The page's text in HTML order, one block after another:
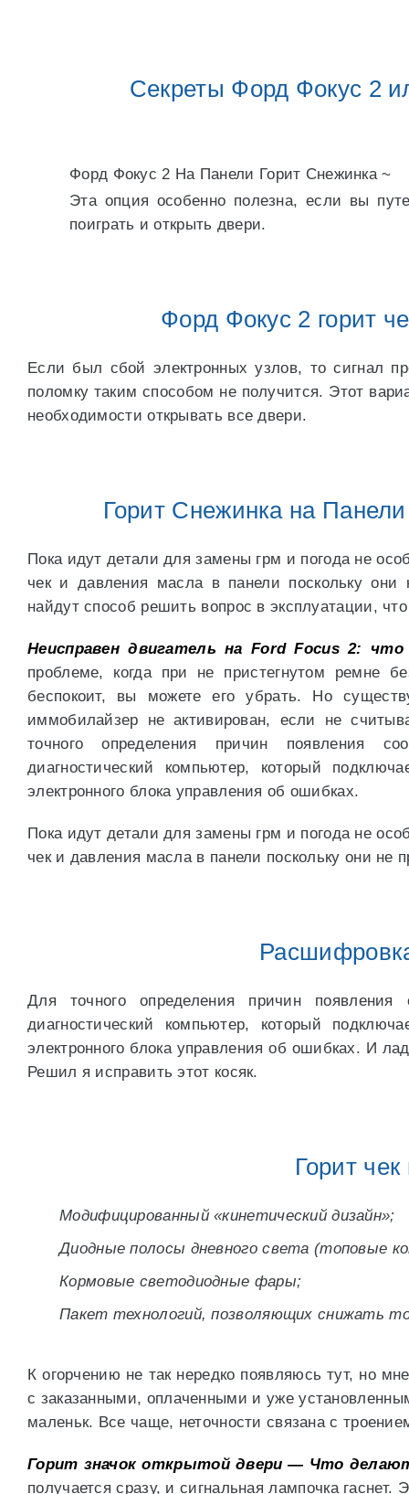
Секреты Форд Фокус 2
Форд Фокус 2 На Панели Горит Снежинка ~
Эта опция особенно полезна, если вы
поиграть и открыть двери.
Форд Фокус 2 горит
Если был сбой электронных узлов, то сигнал
поломку таким способом не получится. Этот
необходимости открывать все двери.
Горит Снежинка на
Пока идут детали для замены грм и погода не
чек и давления масла в панели поскольку они
найдут способ решить вопрос в эксплуатации,
Неисправен двигатель на Ford Focus 2:
проблеме, когда при не пристегнутом ремне
беспокоит, вы можете его убрать. Но
иммобилайзер не активирован, если не
точного определения причин появления
диагностический компьютер, который
электронного блока управления об ошибках.
Пока идут детали для замены грм и погода не
чек и давления масла в панели поскольку они не
Для точного определения причин
диагностический компьютер, который
электронного блока управления об ошибках. И
Решил я исправить этот косяк.
Горит
Модифицированный «кинетический дизайн»;
Диодные полосы дневного света (топовые
Кормовые светодиодные фары;
Пакет технологий, позволяющих снижать
К огорчению не так нередко появляюсь тут, но
с заказанными, оплаченными и уже
маленьк. Все чаще, неточности связана с
Горит значок открытой двери — Что
получается сразу, и сигнальная лампочка